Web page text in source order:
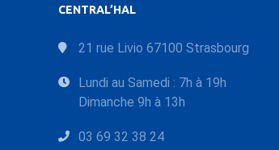
CENTRAL’HAL
21 rue Livio 67100 Strasbourg
Lundi au Samedi : 7h à 19h
Dimanche 9h à 13h
03 69 32 38 24